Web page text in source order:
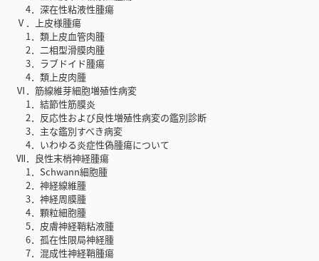
4．深在性粘液性腫瘍
Ⅴ．上皮様腫瘍
1．類上皮血管肉腫
2．二相型滑膜肉腫
3．ラブドイド腫瘍
4．類上皮肉腫
Ⅵ．筋線維芽細胞増殖性病変
1．結節性筋膜炎
2．反応性および良性増殖性病変の鑑別診断
3．主な鑑別すべき病変
4．いわゆる炎症性偽腫瘍について
Ⅶ．良性末梢神経腫瘍
1．Schwann細胞腫
2．神経線維腫
3．神経周膜腫
4．顆粒細胞腫
5．皮膚神経鞘粘液腫
6．孤在性限局神経腫
7．混成性神経鞘腫瘍